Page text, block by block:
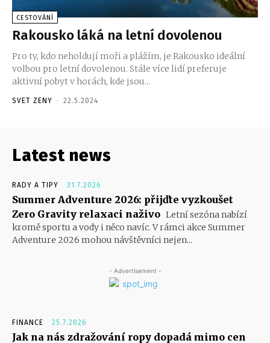
CESTOVÁNÍ
Rakousko láká na letní dovolenou
Pro ty, kdo neholdují moři a plážím, je Rakousko ideální
volbou pro letní dovolenou. Stále více lidí preferuje
aktivní pobyt v horách, kde jsou...
SVET ZENY - 22.5.2024
Latest news
RADY A TIPY 31.7.2026
Summer Adventure 2026: přijďte vyzkoušet
Zero Gravity relaxaci naživo Letní sezóna nabízí
kromě sportu a vody i něco navíc. V rámci akce Summer
Adventure 2026 mohou návštěvníci nejen...
- Advertisement -
FINANCE 25.7.2026
Jak na nás zdražování ropy dopadá mimo cen